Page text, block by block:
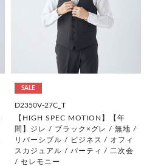
SALE
D2350V-27C_T
【HIGH SPEC MOTION】【年
間】ジレ / ブラック×グレ / 無地 /
リバーシブル / ビジネス / オフィ
スカジュアル / パーティ / 二次会
/ セレモニー